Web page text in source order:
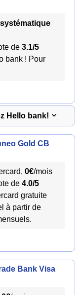
de 3.1/5
bank ! Pour
Hello bank!
Gold CB
0€/mois
de 4.0/5
gratuite
à partir de
Bank Visa